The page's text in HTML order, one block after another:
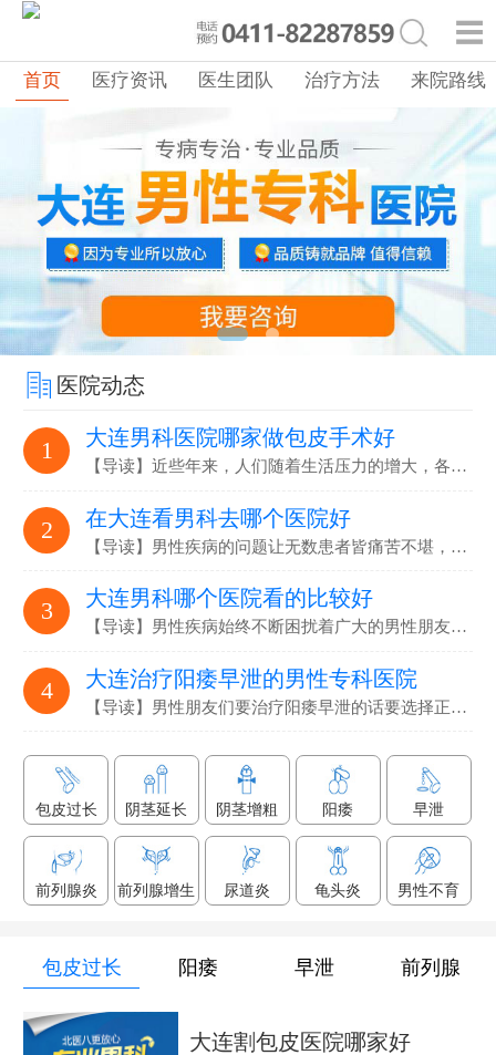
首页 医疗资讯 医生团队 治疗方法 来院路线
医院动态
1 大连男科医院哪家做包皮手术好
【导读】近些年来，人们随着生活压力的增大，各…
2 在大连看男科去哪个医院好
【导读】男性疾病的问题让无数患者皆痛苦不堪，要选…
3 大连男科哪个医院看的比较好
【导读】男性疾病始终不断困扰着广大的男性朋友们，解决男性疾病…
4 大连治疗阳痿早泄的男性专科医院
【导读】男性朋友们要治疗阳痿早泄的话要选择正规专业的男科医院…
包皮过长 阴茎延长 阴茎增粗 阳痿 早泄
前列腺炎 前列腺增生 尿道炎 龟头炎 男性不育
包皮过长 阳痿 早泄 前列腺
大连割包皮医院哪家好